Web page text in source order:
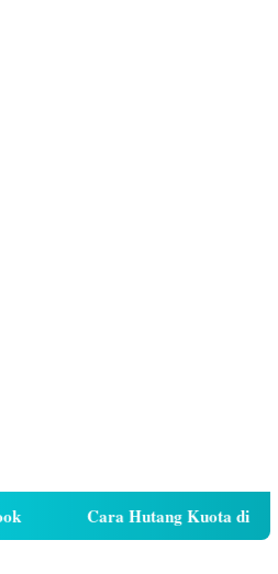
Cara Hutang Kuota di Telkomsel